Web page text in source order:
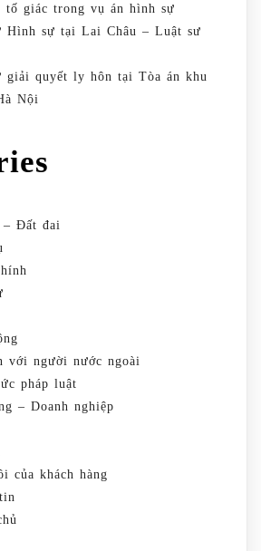
tố giác trong vụ án hình sự
Hình sự tại Lai Châu – Luật sư
giải quyết ly hôn tại Tòa án khu
Nội
– Đất đai
với người nước ngoài
pháp luật
– Doanh nghiệp
của khách hàng